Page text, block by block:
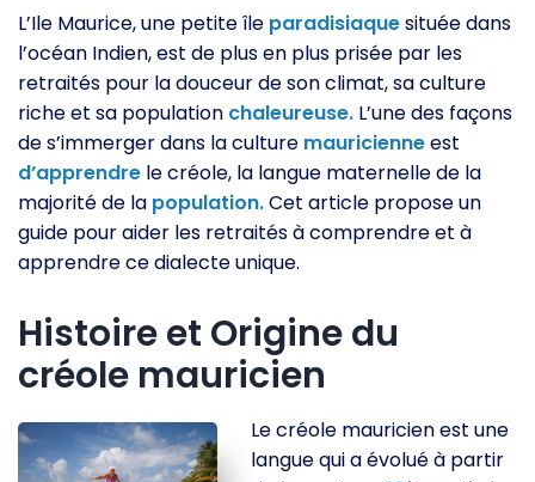
L’Ile Maurice, une petite île paradisiaquesituée dans
l’océan Indien, est de plus en plus prisée par les
retraités pour la douceur de son climat, sa culture
riche et sa population chaleureuse. L’une des façons
de s’immerger dans la culture mauricienneest
d’apprendre le créole, la langue maternelle de la
majorité de la population.Cet article propose un
guide pour aider les retraités à comprendre et à
apprendre ce dialecte unique.
Histoire et Origine du
créole mauricien
Le créole mauricien est une
langue qui a évolué à partir